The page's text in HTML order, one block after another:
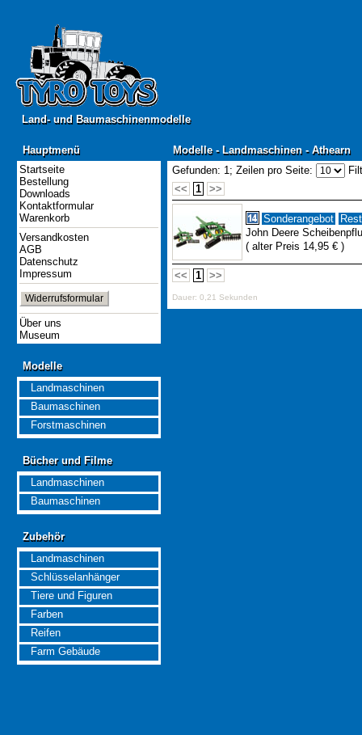
Land- und Baumaschinenmodelle
Land- und Baumaschinenmodelle
Hauptmenü
Hauptmenü
Startseite
Bestellung
Downloads
Kontaktformular
Warenkorb
Versandkosten
AGB
Datenschutz
Impressum
Widerrufsformular
Über uns
Museum
Modelle
Modelle
Landmaschinen
Baumaschinen
Forstmaschinen
Bücher und Filme
Bücher und Filme
Landmaschinen
Baumaschinen
Zubehör
Zubehör
Landmaschinen
Schlüsselanhänger
Tiere und Figuren
Farben
Reifen
Farm Gebäude
Modelle - Landmaschinen - Athearn
Modelle - Landmaschinen - Athearn
Gefunden: 1; Zeilen pro Seite:
<<
1 >>
Sonderangebot
John Deere
( alter Preis 14,95 € )
<< 1 >>
Dauer: 0,21 Sekunden